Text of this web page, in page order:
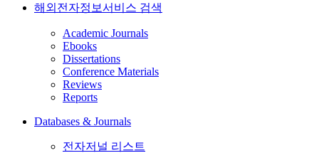
해외전자정보서비스 검색
Academic Journals
Ebooks
Dissertations
Conference Materials
Reviews
Reports
Databases & Journals
전자저널 리스트